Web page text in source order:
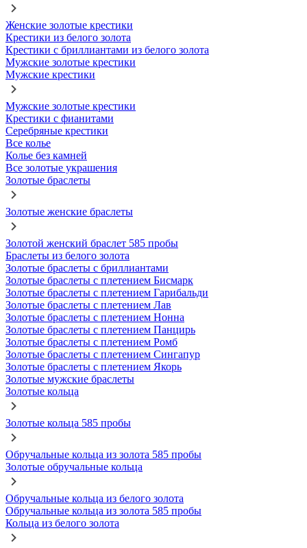
Женские золотые крестики
Крестики из белого золота
Крестики с бриллиантами из белого золота
Мужские золотые крестики
Мужские крестики
Мужские золотые крестики
Крестики с фианитами
Серебряные крестики
Все колье
Колье без камней
Все золотые украшения
Золотые браслеты
Золотые женские браслеты
Золотой женский браслет 585 пробы
Браслеты из белого золота
Золотые браслеты с бриллиантами
Золотые браслеты с плетением Бисмарк
Золотые браслеты с плетением Гарибальди
Золотые браслеты с плетением Лав
Золотые браслеты с плетением Нонна
Золотые браслеты с плетением Панцирь
Золотые браслеты с плетением Ромб
Золотые браслеты с плетением Сингапур
Золотые браслеты с плетением Якорь
Золотые мужские браслеты
Золотые кольца
Золотые кольца 585 пробы
Обручальные кольца из золота 585 пробы
Золотые обручальные кольца
Обручальные кольца из белого золота
Обручальные кольца из золота 585 пробы
Кольца из белого золота